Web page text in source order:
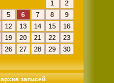
1
2
5 6 7 8
9
12 13 14 15
16
19 20 21 22
23
26 27 28 29
30
архив записей